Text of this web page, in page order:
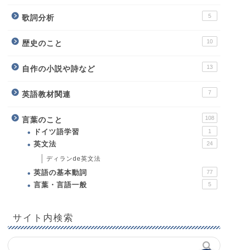
歌詞分析 5
歴史のこと 10
自作の小説や詩など 13
英語教材関連 7
言葉のこと 108
ドイツ語学習 1
英文法 24
ディランde英文法
英語の基本動詞 77
言葉・言語一般 5
サイト内検索